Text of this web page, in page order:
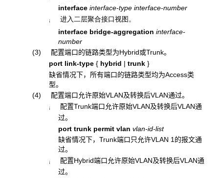
interfaceinterface-type interface-number
¡ 进入二层聚合接口视图。
interface bridge-aggregation interface-
number
(3) 配置端口的链路类型为Hybrid或Trunk。
port link-type {hybrid | trunk }
缺省情况下，所有端口的链路类型均为Access类
型。
(4) 配置端口允许原始VLAN及转换后VLAN通过。
¡
配置Trunk端口允许原始VLAN及转换后VLAN通
过。
port trunk permit vlan vlan-id-list
缺省情况下，Trunk端口只允许VLAN 1的报文通
过。
¡
配置Hybrid端口允许原始VLAN及转换后VLAN通
过。